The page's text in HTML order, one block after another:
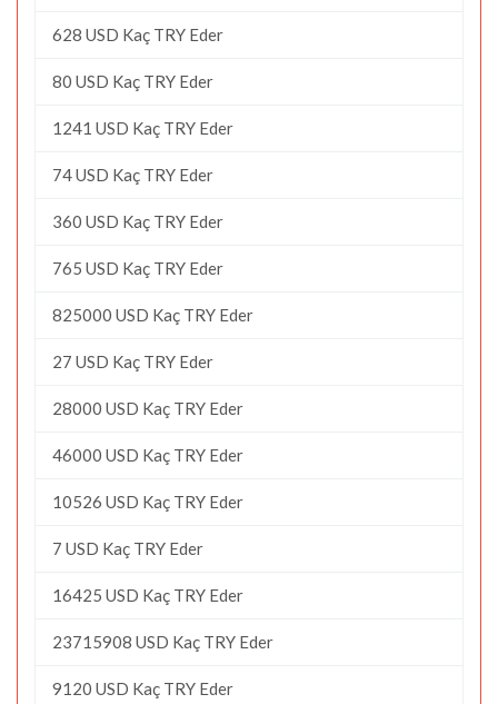
628 USD Kaç TRY Eder
80 USD Kaç TRY Eder
1241 USD Kaç TRY Eder
74 USD Kaç TRY Eder
360 USD Kaç TRY Eder
765 USD Kaç TRY Eder
825000 USD Kaç TRY Eder
27 USD Kaç TRY Eder
28000 USD Kaç TRY Eder
46000 USD Kaç TRY Eder
10526 USD Kaç TRY Eder
7 USD Kaç TRY Eder
16425 USD Kaç TRY Eder
23715908 USD Kaç TRY Eder
9120 USD Kaç TRY Eder